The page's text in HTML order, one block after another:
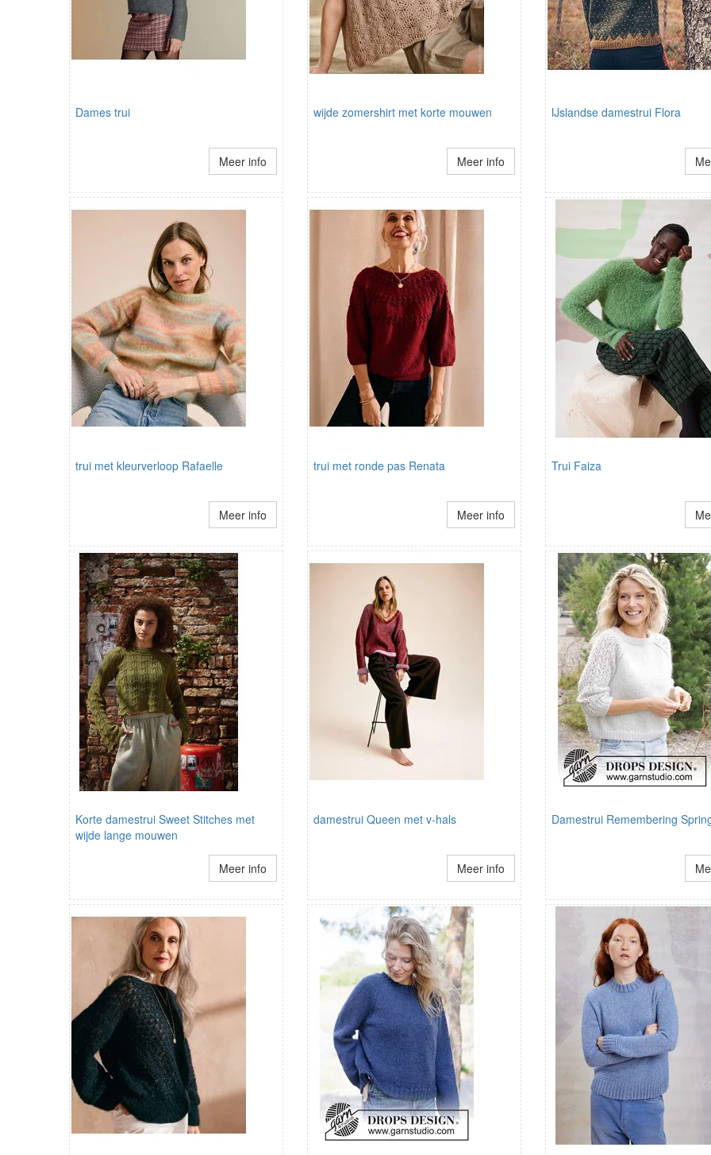
Dames trui
Meer info
wijde zomershirt met korte mouwen
Meer info
IJslandse damestrui Flora
trui met kleurverloop Rafaelle
Meer info
trui met ronde pas Renata
Meer info
Trui Faiza
Korte damestrui Sweet Stitches met
wijde lange mouwen
Meer info
damestrui Queen met v-hals
Meer info
Damestrui Remembering